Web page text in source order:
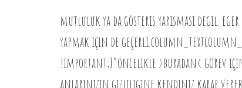
mutluluk ya da gösteris yarısması degil.
yapmak için de
!important;}”öncelikle >buradan< görev
anlarınızın gizliligine kendiniz karar